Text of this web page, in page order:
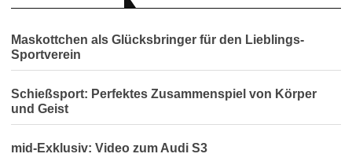
Maskottchen als Glücksbringer für den Lieblings-
Sportverein
Schießsport: Perfektes Zusammenspiel von Körper
und Geist
mid-Exklusiv: Video zum Audi S3